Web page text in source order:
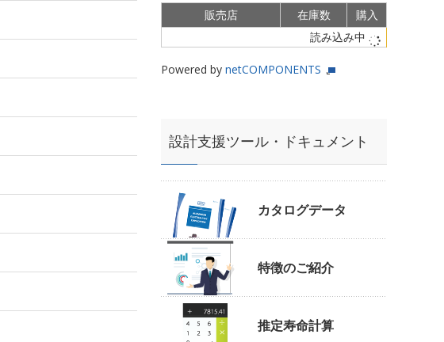
販売店 在庫数
購入
読み込み中
Powered by netCOMPONENTS
設計支援ツール・ドキュメント
カタログデータ
特徴のご紹介
推定寿命計算